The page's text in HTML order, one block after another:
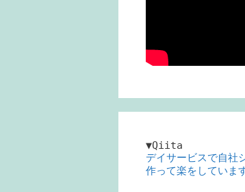
▼Qiita
デイサービスで自社
作って楽をしていま